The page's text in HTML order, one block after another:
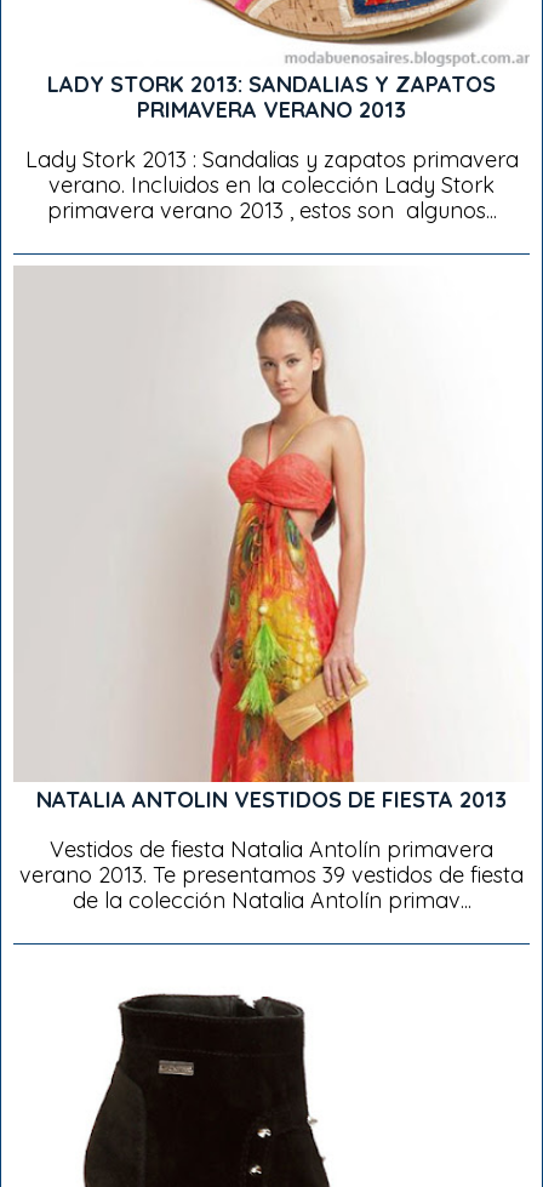
LADY STORK 2013: SANDALIAS Y ZAPATOS
PRIMAVERA VERANO 2013
Lady Stork 2013 : Sandalias y zapatos primavera
verano. Incluidos en la colección Lady Stork
primavera verano 2013 , estos son algunos...
NATALIA ANTOLIN VESTIDOS DE FIESTA 2013
Vestidos de fiesta Natalia Antolín primavera
verano 2013. Te presentamos 39 vestidos de fiesta
de la colección Natalia Antolín primav...